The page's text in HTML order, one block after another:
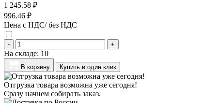
1 245.58 ₽
996.46 ₽
Цена с НДС/ без НДС
- +
На складе: 10
В корзину Купить в один клик
Отгрузка товара возможна уже сегодня!
Сразу начнем собирать заказ.